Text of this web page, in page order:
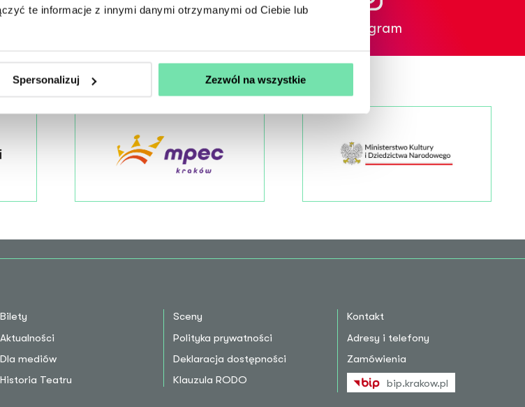
te informacje z innymi danymi otrzymanymi od Ciebie lub
Spersonalizuj Zezwól na wszystkie
Instagram
Partner Premier
Bilety
Aktualności
Dla mediów
Historia Teatru
Sceny
Polityka prywatności
Deklaracja dostępności
Klauzula RODO
Kontakt
Adresy i telefony
Zamówienia
bip.krakow.pl